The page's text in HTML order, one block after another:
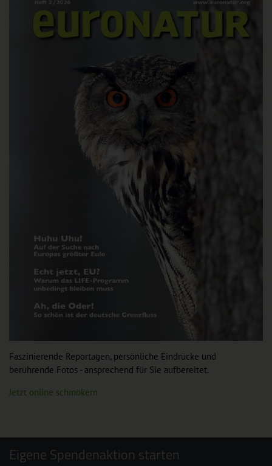
Faszinierende Reportagen, persönliche Eindrücke und
berührende Fotos - ansprechend für Sie aufbereitet.
Jetzt online schmökern
Eigene Spendenaktion starten